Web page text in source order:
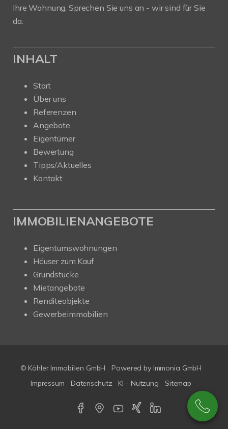
Ihre Wohnung. Sprechen Sie uns an - wir sind für Sie
da.
INHALT
Start
Über uns
Referenzen
Angebote
Eigentümer
Bewertung
Tipps/Aktuelles
Kontakt
IMMOBILIENANGEBOTE
Eigentumswohnungen
Häuser zum Kauf
Grundstücke
Mietangebote
Renditeobjekte
Gewerbeimmobilien
© Köhler Immobilien GmbH Powered by Immonia GmbH
Impressum
Datenschutz KI - Nutzung Sitemap